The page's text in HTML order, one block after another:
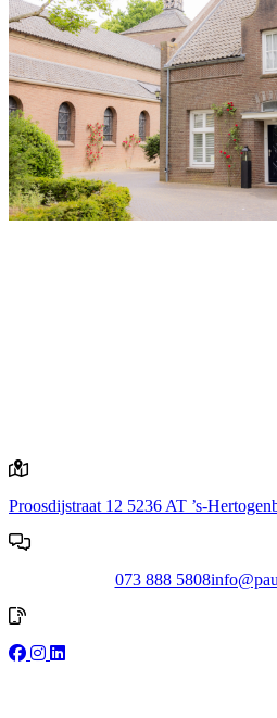
Proosdijstraat 12 5236 AT ’s-
073 888 5808